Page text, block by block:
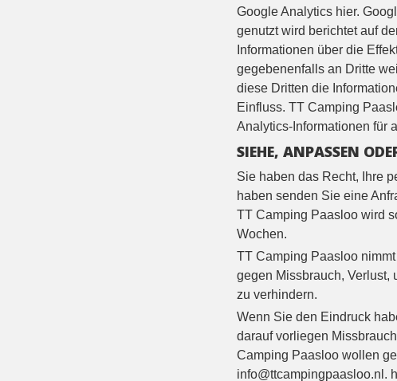
Google Analytics hier.
genutzt wird berichtet auf
Informationen über die
gegebenenfalls an Dritte
diese Dritten die
Einfluss. TT Camping
Analytics-Informationen für
SIEHE, ANPASSEN
Sie haben das Recht, Ihre
haben senden Sie eine
TT Camping Paasloo wird
Wochen.
TT Camping Paasloo
gegen Missbrauch, Verlust,
zu verhindern.
Wenn Sie den Eindruck
darauf vorliegen
Camping Paasloo wollen
info@ttcampingpaasloo.nl.